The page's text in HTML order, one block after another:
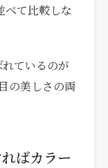
べて比較しな
ているのが
の美しさの両
ばカラー